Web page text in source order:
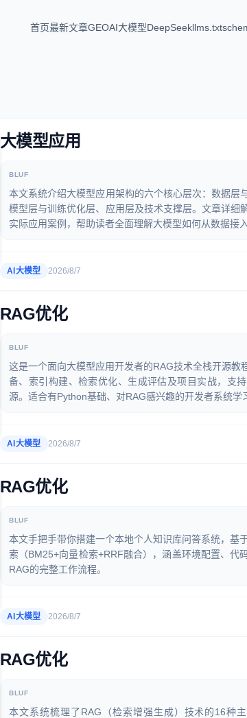
首页最新文章GEOAI大模型DeepSeekllms.txt
大模型应用
BLUF
本文系统介绍大模型应用架构的六个核心层次：数据层
模型层与训练优化层、应用层及技术支撑层。文章详细
实际应用案例，帮助读者全面理解大模型如何从数据接
AI大模型 2026/8/7
RAG优化
BLUF
这是一个面向大模型应用开发者的RAG技术全栈开源教
备、索引构建、检索优化、生成评估及项目实战，支
源。适合有Python基础、对RAG感兴趣的开发者系统学
AI大模型 2026/8/7
RAG优化
BLUF
本文手把手带你搭建一个本地个人知识库问答系统，基
索（BM25+向量检索+RRF融合），涵盖环境配置、代
RAG的完整工作流程。
AI大模型 2026/8/7
RAG优化
BLUF
本文系统梳理了RAG（检索增强生成）技术的16种